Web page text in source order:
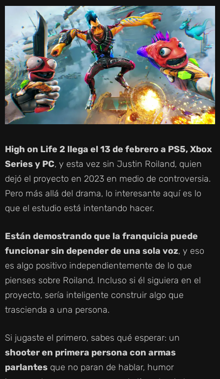
High on Life 2 llega el 13 de febrero a PS5, Xbox
Series y PC, y esta vez sin Justin Roiland, quien
dejó el proyecto en 2023 en medio de controversia.
Pero más allá del drama, lo interesante aquí es lo
que el estudio está intentando hacer.
Están demostrando que la franquicia puede
funcionar sin depender de una sola voz, y eso
es algo positivo independientemente de lo que
pienses sobre Roiland. Incluso si él siguiera en el
proyecto, sería inteligente construir algo que
trascienda a una persona.
Si jugaste el primero, sabes qué esperar: un
shooter en primera persona con armas
parlantes que no paran de hablar, humor